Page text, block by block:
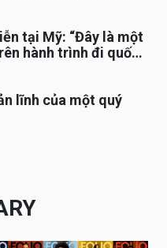
tại Mỹ: “Đây là một
hành trình đi quốc
lĩnh của một quý